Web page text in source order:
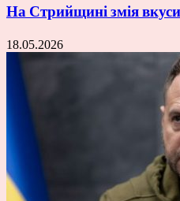
На Стрийщині змія
18.05.2026